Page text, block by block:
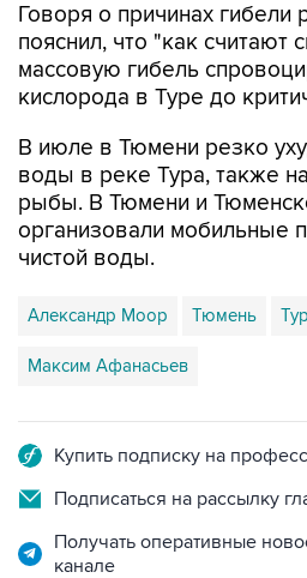
Говоря о причинах
пояснил, что "как считают
массовую гибель
кислорода в Туре до
В июле в Тюмени резко
воды в реке Тура, также
рыбы. В Тюмени и
организовали мобильные
чистой воды.
Александр Моор Тюмень
Максим Афанасьев
Купить подписку на
Подписаться на рассылку
Получать оперативные
канале